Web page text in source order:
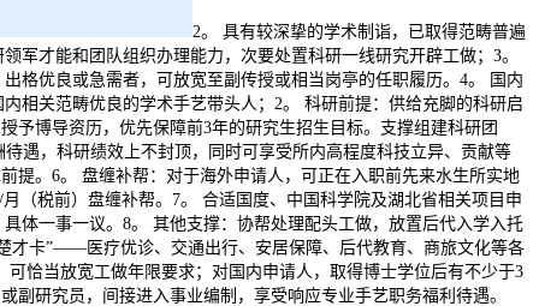
2。 具有较深挚的学术制诣，已取得范畴普遍
军才能和团队组织办理能力，次要处置科研一线研究开辟工做；3。
格优良或急需者，可放宽至副传授或相当岗亭的任职履历。4。 国内
相关范畴优良的学术手艺带头人；2。 科研前提：供给充脚的科研启
予博导资历，优先保障前3年的研究生招生目标。支撑组建科研团
遇，科研绩效上不封顶，同时可享受所内高程度科技立异、贡献等
提。6。 盘缠补帮：对于海外申请人，可正在入职前先来水生所实地
（税前）盘缠补帮。7。 合适国度、中国科学院及湖北省相关项目申
体一事一议。8。 其他支撑：协帮处理配头工做，放置后代入学入托
才卡”——医疗优诊、交通出行、安居保障、后代教育、商旅文化等各
恰当放宽工做年限要求；对国内申请人，取得博士学位后有不少于3
研究员，间接进入事业编制，享受响应专业手艺职务福利待遇。